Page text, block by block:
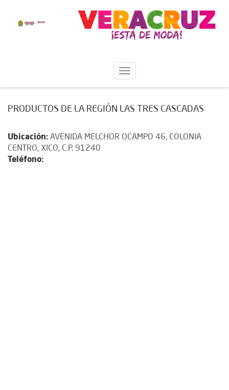
PRODUCTOS DE LA REGIÓN LAS TRES CASCADAS
Ubicación: AVENIDA MELCHOR OCAMPO 46, COLONIA
CENTRO, XICO, C.P. 91240
Teléfono: